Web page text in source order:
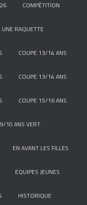
COMPÉTITION
UNE RAQUETTE
COUPE 13/14 ANS
COUPE 13/14 ANS
COUPE 15/16 ANS
10 ANS VERT
EN AVANT LES FILLES
EQUIPES JEUNES
HISTORIQUE